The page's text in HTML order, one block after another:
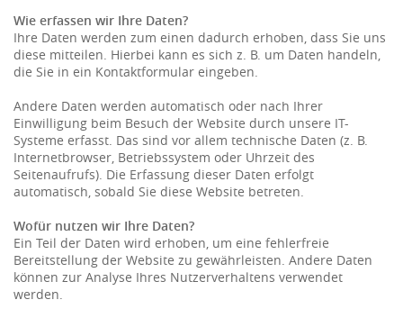
Wie erfassen wir Ihre Daten?
Ihre Daten werden zum einen dadurch erhoben, dass Sie uns
diese mitteilen. Hierbei kann es sich z. B. um Daten handeln,
die Sie in ein Kontaktformular eingeben.
Andere Daten werden automatisch oder nach Ihrer
Einwilligung beim Besuch der Website durch unsere IT-
Systeme erfasst. Das sind vor allem technische Daten (z. B.
Internetbrowser, Betriebssystem oder Uhrzeit des
Seitenaufrufs). Die Erfassung dieser Daten erfolgt
automatisch, sobald Sie diese Website betreten.
Wofür nutzen wir Ihre Daten?
Ein Teil der Daten wird erhoben, um eine fehlerfreie
Bereitstellung der Website zu gewährleisten. Andere Daten
können zur Analyse Ihres Nutzerverhaltens verwendet
werden.